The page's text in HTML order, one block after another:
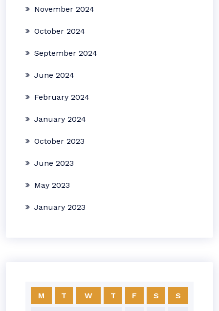
November 2024
October 2024
September 2024
June 2024
February 2024
January 2024
October 2023
June 2023
May 2023
January 2023
M T W T F S S